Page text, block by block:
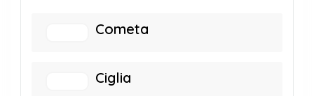
Cometa
Ciglia